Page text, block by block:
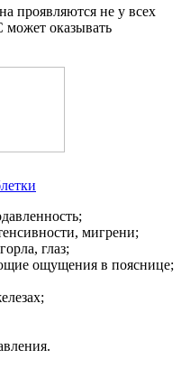
проявляются не у всех
оказывать
мигрени;
глаз;
ощущения в пояснице;